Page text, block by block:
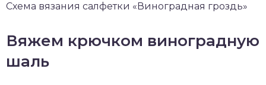
Схема вязания салфетки «Виноградная гроздь»
Вяжем крючком виноградную
шаль